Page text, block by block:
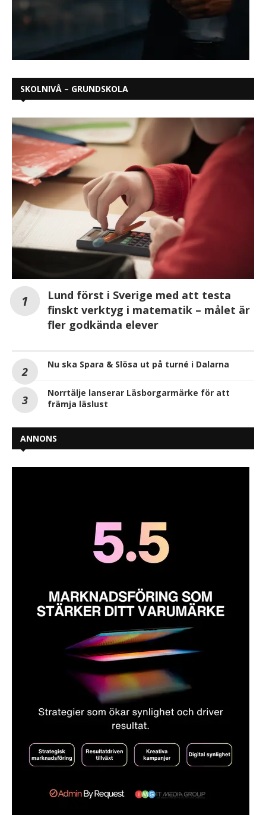
SKOLNIVÅ – GRUNDSKOLA
Lund först i Sverige med att testa
finskt verktyg i matematik – målet är
fler godkända elever
Nu ska Spara & Slösa ut på turné i Dalarna
Norrtälje lanserar Läsborgarmärke för att
främja läslust
ANNONS